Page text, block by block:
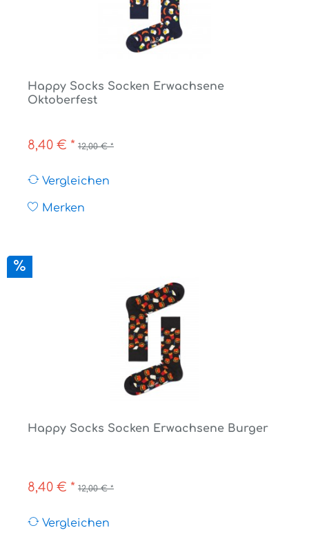
Happy Socks Socken Erwachsene
Oktoberfest
8,40 € * 12,00 € *
Vergleichen
Merken
Happy Socks Socken Erwachsene Burger
8,40 € * 12,00 € *
Vergleichen